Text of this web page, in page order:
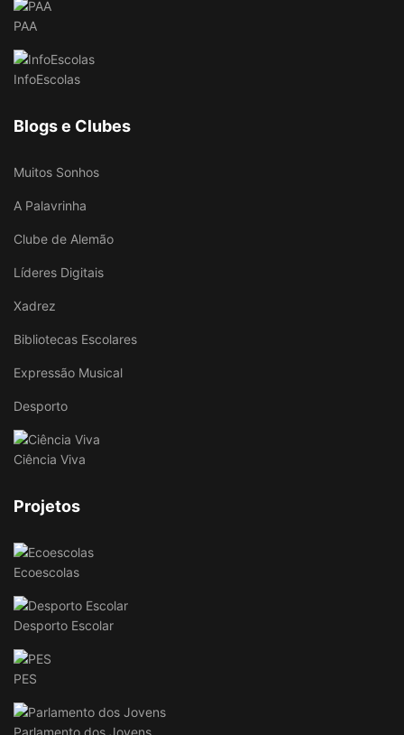
PAA
InfoEscolas
Blogs e Clubes
Muitos Sonhos
A Palavrinha
Clube de Alemão
Líderes Digitais
Xadrez
Bibliotecas Escolares
Expressão Musical
Desporto
Ciência Viva
Projetos
Ecoescolas
Desporto Escolar
PES
Parlamento dos Jovens